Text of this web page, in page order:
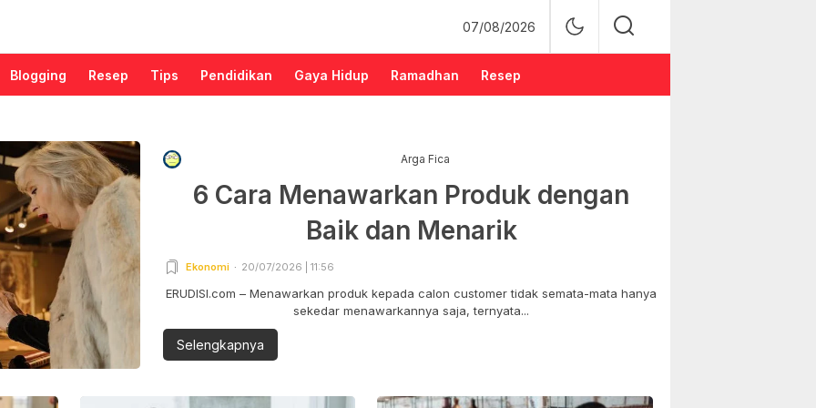
07/08/2026
Blogging Resep Tips Pendidikan Gaya Hidup Ramadhan Resep
Arga Fica
6 Cara Menawarkan Produk dengan
Baik dan Menarik
Ekonomi 20/07/2026 | 11:56
ERUDISI.com – Menawarkan produk kepada calon customer tidak semata-mata hanya
sekedar menawarkannya saja, ternyata...
Selengkapnya